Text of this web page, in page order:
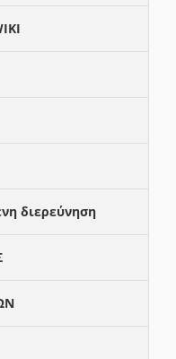
διερεύνηση